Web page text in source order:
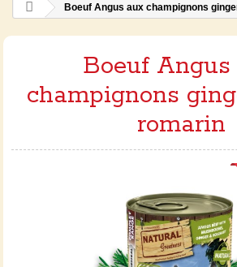
Boeuf Angus aux champignons
Boeuf
champignons
romarin